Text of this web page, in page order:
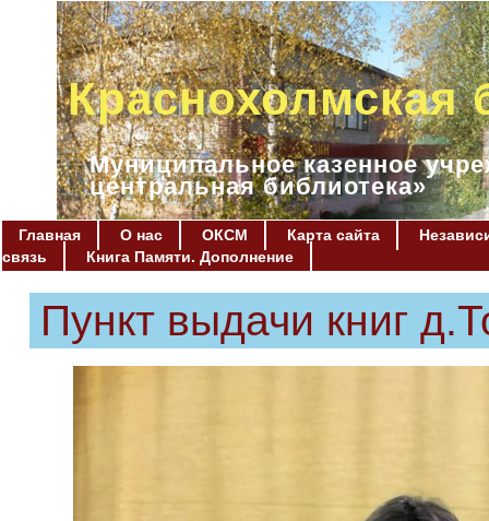
Краснохолмская
Муниципальное казенное
центральная библиотека»
Главная О нас ОКСМ Карта сайта
связь
Книга Памяти. Дополнение
Пункт выдачи книг